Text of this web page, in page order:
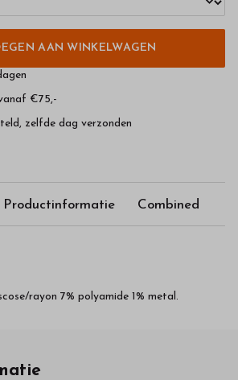
AAN WINKELWAGEN
€75,-
zelfde dag verzonden
Productinformatie Combined
rayon 7% polyamide 1% metal.